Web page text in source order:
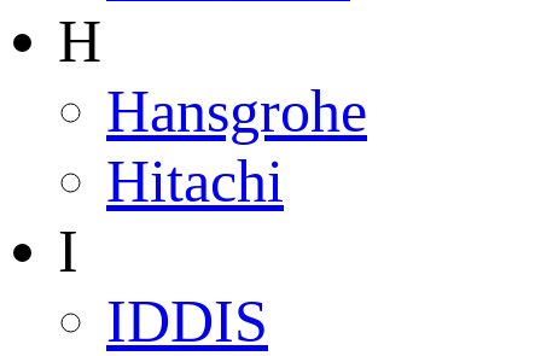
H
Hansgrohe
Hitachi
I
IDDIS